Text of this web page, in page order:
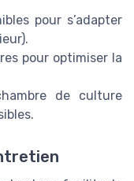
pour s’adapter
pour optimiser la
de culture